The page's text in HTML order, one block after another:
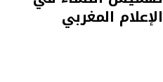
الإعلام المغربي